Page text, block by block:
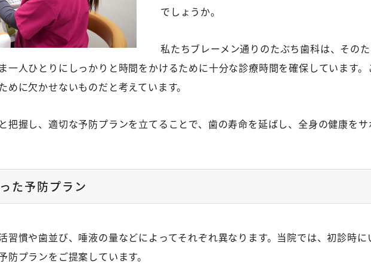
でしょうか。
私たちブレーメン通りのたぶち歯科は、その
一人ひとりにしっかりと時間をかけるために十分な診療時間を確保しています
めに欠かせないものだと考えています。
把握し、適切な予防プランを立てることで、歯の寿命を延ばし、全身の健康をサ
た予防プラン
習慣や歯並び、唾液の量などによってそれぞれ異なります。当院では、初診時
防プランをご提案しています。